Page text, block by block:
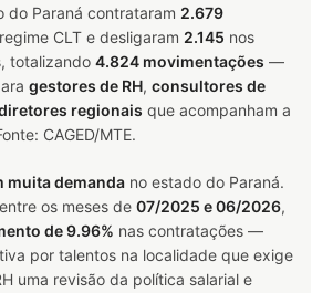
do Paraná contrataram 2.679
CLT e desligaram 2.145 nos
totalizando 4.824 movimentações —
gestores de RH, consultores de
regionais que acompanham a
CAGED/MTE.
muita demanda no estado do Paraná.
os meses de 07/2025 e 06/2026,
de 9.96% nas contratações —
por talentos na localidade que exige
uma revisão da política salarial e